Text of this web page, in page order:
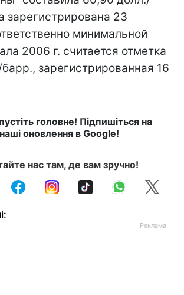
зарегистрирована 23
минимальной
2006 г. считается отметка
зарегистрированная 16
головне! Підпишіться на
наші оновлення в Google!
нас там, де вам зручно!